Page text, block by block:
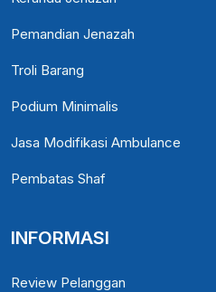
Pemandian Jenazah
Troli Barang
Podium Minimalis
Jasa Modifikasi Ambulance
Pembatas Shaf
INFORMASI
Review Pelanggan